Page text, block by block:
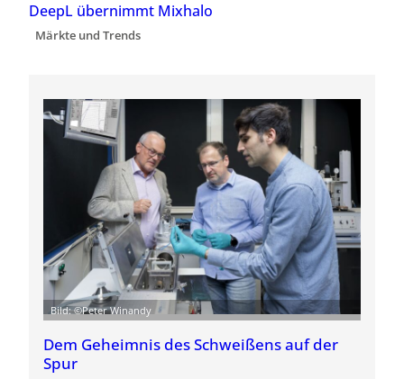
DeepL übernimmt Mixhalo
Märkte und Trends
Bild: ©Peter Winandy
Dem Geheimnis des Schweißens auf der
Spur